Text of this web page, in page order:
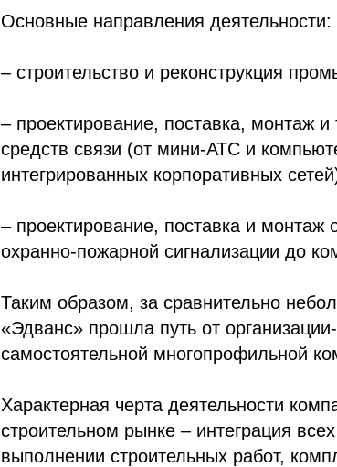
Основные направления деятельности:
– строительство и реконструкция
– проектирование, поставка, монтаж
средств связи (от мини-АТС и
интегрированных корпоративных
– проектирование, поставка и монтаж
охранно-пожарной сигнализации до
Таким образом, за сравнительно
«Эдванс» прошла путь от
самостоятельной многопрофильной
Характерная черта деятельности
строительном рынке – интеграция
выполнении строительных работ,